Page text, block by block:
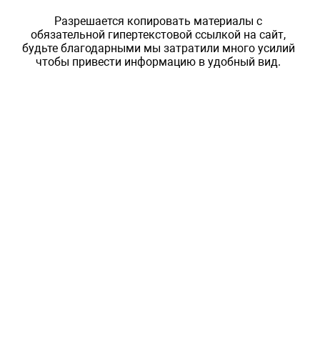
Разрешается копировать материалы с
обязательной гипертекстовой ссылкой на сайт,
будьте благодарными мы затратили много усилий
чтобы привести информацию в удобный вид.